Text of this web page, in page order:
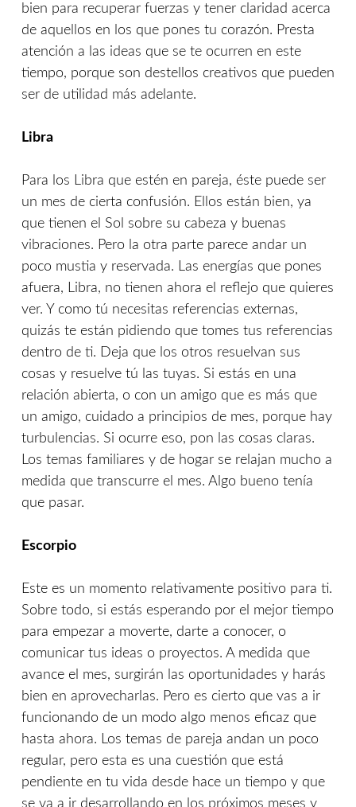
bien para recuperar fuerzas y tener claridad acerca
de aquellos en los que pones tu corazón. Presta
atención a las ideas que se te ocurren en este
tiempo, porque son destellos creativos que pueden
ser de utilidad más adelante.
Libra
Para los Libra que estén en pareja, éste puede ser
un mes de cierta confusión. Ellos están bien, ya
que tienen el Sol sobre su cabeza y buenas
vibraciones. Pero la otra parte parece andar un
poco mustia y reservada. Las energías que pones
afuera, Libra, no tienen ahora el reflejo que quieres
ver. Y como tú necesitas referencias externas,
quizás te están pidiendo que tomes tus referencias
dentro de ti. Deja que los otros resuelvan sus
cosas y resuelve tú las tuyas. Si estás en una
relación abierta, o con un amigo que es más que
un amigo, cuidado a principios de mes, porque hay
turbulencias. Si ocurre eso, pon las cosas claras.
Los temas familiares y de hogar se relajan mucho a
medida que transcurre el mes. Algo bueno tenía
que pasar.
Escorpio
Este es un momento relativamente positivo para ti.
Sobre todo, si estás esperando por el mejor tiempo
para empezar a moverte, darte a conocer, o
comunicar tus ideas o proyectos. A medida que
avance el mes, surgirán las oportunidades y harás
bien en aprovecharlas. Pero es cierto que vas a ir
funcionando de un modo algo menos eficaz que
hasta ahora. Los temas de pareja andan un poco
regular, pero esta es una cuestión que está
pendiente en tu vida desde hace un tiempo y que
se va a ir desarrollando en los próximos meses y